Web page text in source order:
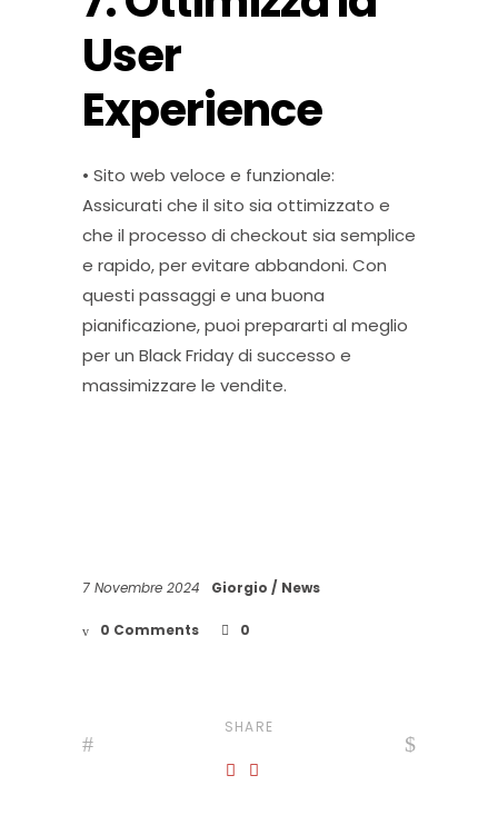
User
Experience
• Sito web veloce e funzionale:
Assicurati che il sito sia ottimizzato e
che il processo di checkout sia semplice
e rapido, per evitare abbandoni. Con
questi passaggi e una buona
pianificazione, puoi prepararti al meglio
per un Black Friday di successo e
massimizzare le vendite.
7 Novembre 2024 Giorgio News
0 Comments 0
SHARE